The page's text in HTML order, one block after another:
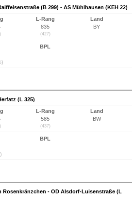
(B 299) - AS Mühlhausen (KEH 22)
L-Rang
835
(427)
Land
BY
BPL
(L 325)
L-Rang
585
(437)
Land
BW
BPL
Rosenkränzchen - OD Alsdorf-Luisenstraße (L